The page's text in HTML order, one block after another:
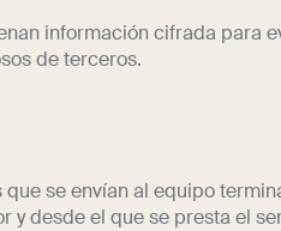
información cifrada para
de terceros.
que se envían al equipo
y desde el que se presta el